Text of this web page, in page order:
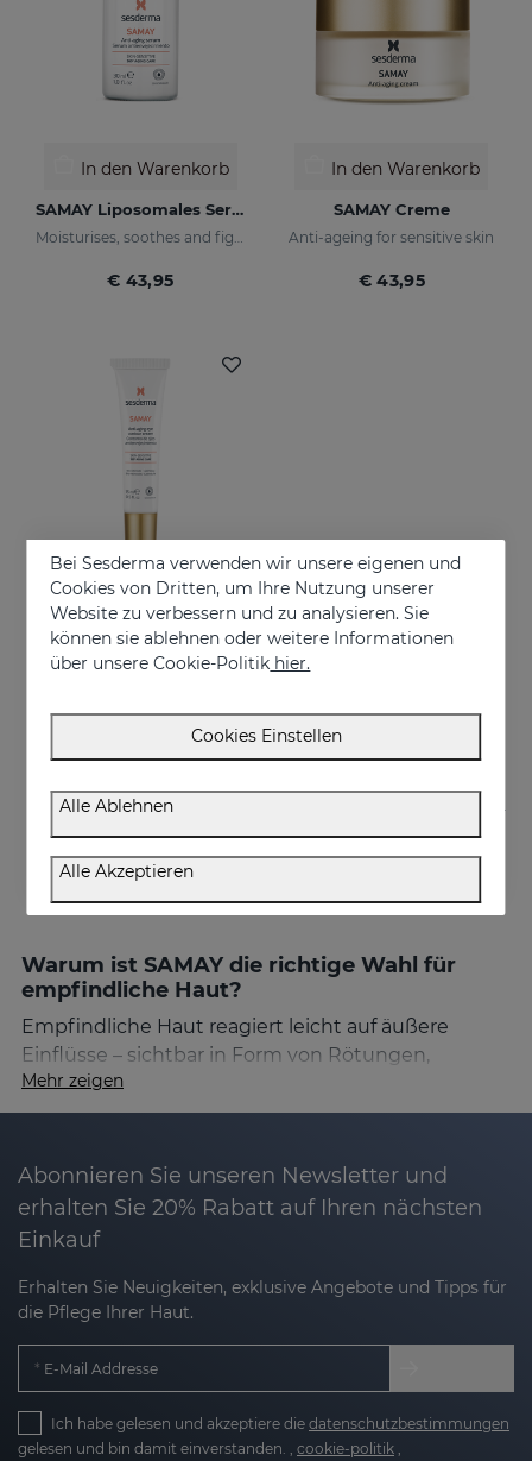
In den Warenkorb
SAMAY Liposomales Serum
Moisturises, soothes and fights wrinkles of sensitive skin
€ 43,95
In den Warenkorb
SAMAY Creme
Anti-ageing for sensitive skin
€ 43,95
In den Warenkorb
SAMAY Augenkonturencreme
Warum ist SAMAY die richtige Wahl für
empfindliche Haut?
Empfindliche Haut reagiert leicht auf äußere
Einflüsse – sichtbar in Form von Rötungen,
erhöhter Reaktivität oder einer gestörten
Hautbarriere. Mit zunehmendem Alter verstärken
Anwendung herkömmlicher Anti-Aging-
Behandlungen.SAMAY von Sesderma
ist speziell
formuliert, um diesen Herausforderungen zu
begegnen: hochwirksam, aber sanft zur Haut.
Die Produkte enthalten eine innovative
Sensisomen
Basis von Glycerin. Diese ermöglichen es, die
Wirkstoffe besonders hautschonend tief in die
Haut einzuschleusen. Neben maximaler
Mehr zeigen
Abonnieren Sie unseren Newsletter und
erhalten Sie 20% Rabatt auf Ihren nächsten
Einkauf
Erhalten Sie Neuigkeiten, exklusive Angebote und Tipps für
die Pflege Ihrer Haut.
E-Mail Addresse
Ich habe gelesen und akzeptiere die datenschutzbestimmungen
gelesen und bin damit einverstanden. , cookie-politik
Bei Sesderma verwenden wir unsere eigenen und
Cookies von Dritten, um Ihre Nutzung unserer
Website zu verbessern und zu analysieren. Sie
können sie ablehnen oder weitere Informationen
über unsere Cookie-Politik hier.
Cookies Einstellen
Alle Ablehnen
Alle Akzeptieren